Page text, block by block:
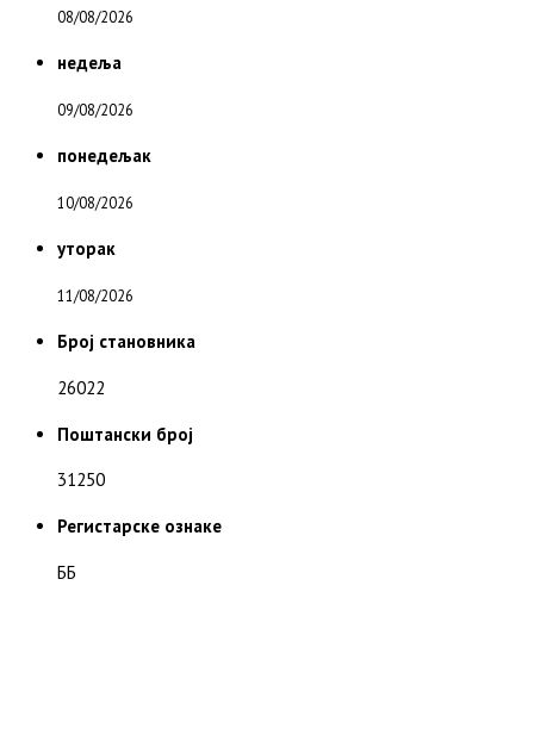
08/08/2026
недеља
09/08/2026
понедељак
10/08/2026
уторак
11/08/2026
Број становника
26022
Поштански број
31250
Регистарске ознаке
ББ